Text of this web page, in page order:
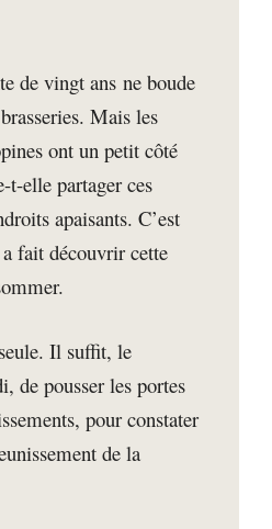
de vingt ans ne boude
Mais les
ont un petit côté
t-elle partager ces
apaisants. C’est
fait découvrir cette
Il suffit, le
de pousser les portes
pour constater
de la